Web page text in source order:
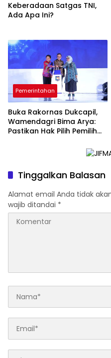
Keberadaan Satgas TNI,
Ada Apa Ini?
Pemerintahan
Buka Rakornas Dukcapil,
Wamendagri Bima Arya:
Pastikan Hak Pilih Pemilih
Tinggalkan Balasan
Alamat email Anda tidak
wajib ditandai *